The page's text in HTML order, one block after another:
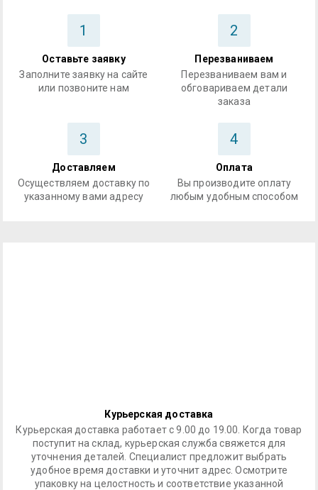
1
Оставьте заявку
Заполните заявку на сайте
или позвоните нам
2
Перезваниваем
Перезваниваем вам и
обговариваем детали
заказа
3
Доставляем
Осуществляем доставку по
указанному вами адресу
4
Оплата
Вы производите оплату
любым удобным способом
Курьерская доставка
Курьерская доставка работает с 9.00 до 19.00. Когда товар
поступит на склад, курьерская служба свяжется для
уточнения деталей. Специалист предложит выбрать
удобное время доставки и уточнит адрес. Осмотрите
упаковку на целостность и соответствие указанной